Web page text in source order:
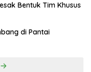
Bentuk Tim Khusus
di Pantai